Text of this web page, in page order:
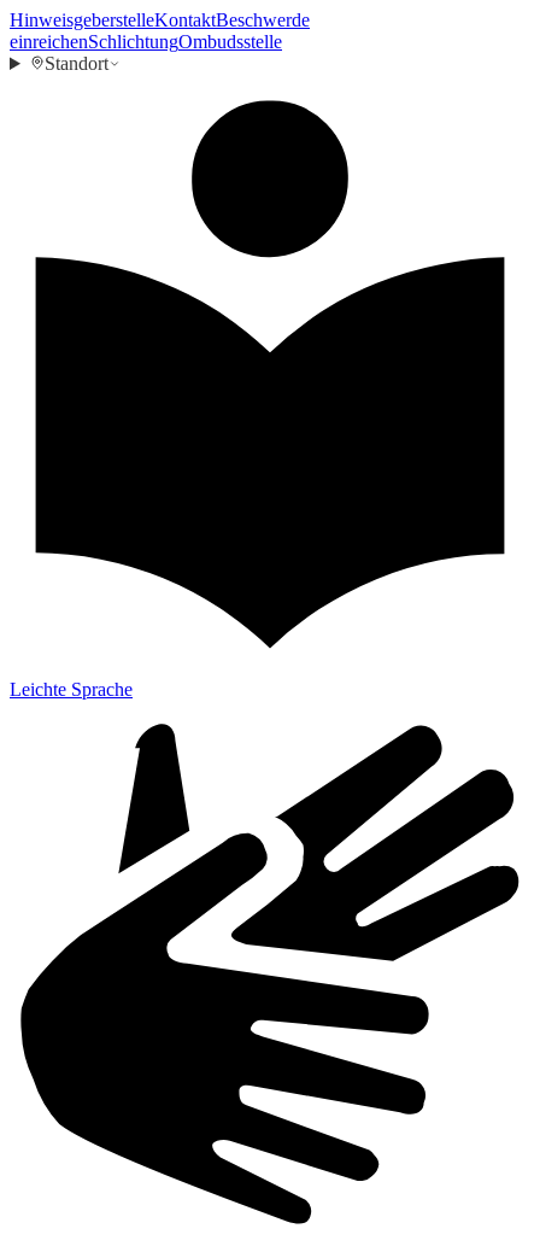
HinweisgeberstelleKontaktBeschwerde
einreichenSchlichtungOmbudsstelle
Standort
Leichte Sprache